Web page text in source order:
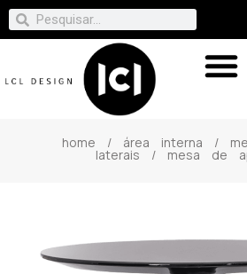
home / área interna /
laterais / mesa de